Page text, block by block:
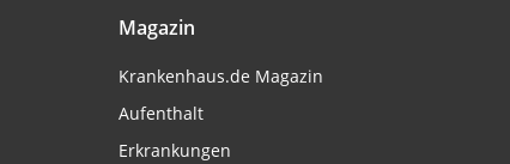
Magazin
Krankenhaus.de Magazin
Aufenthalt
Erkrankungen